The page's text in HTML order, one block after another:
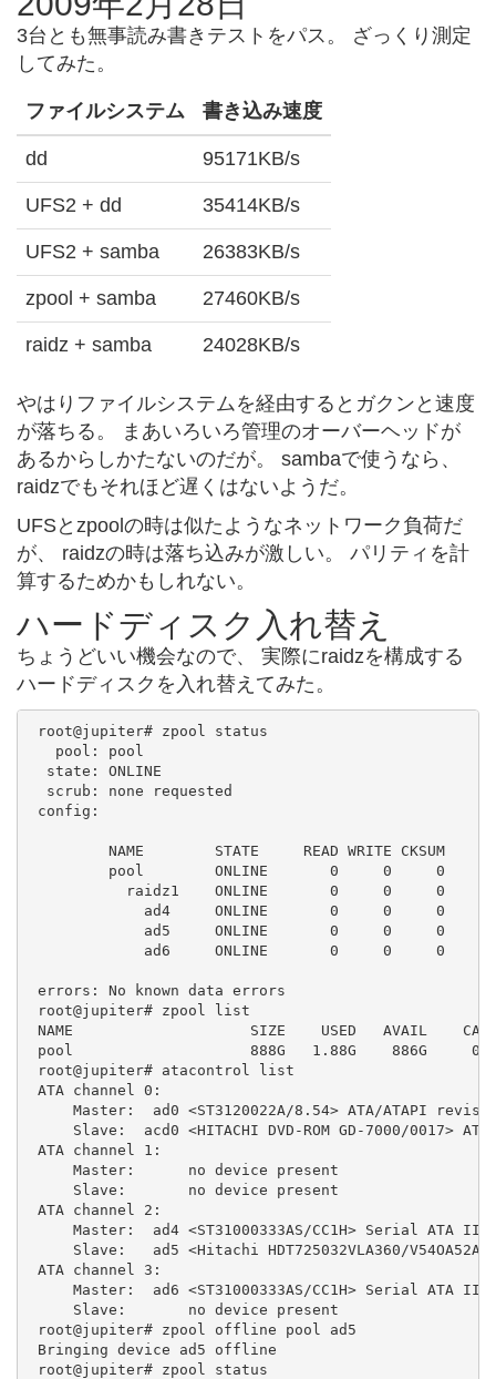
3台とも無事読み書きテストをパス。 ざっくり測定
してみた。
ファイルシステム 書き込み速度
dd 95171KB/s
UFS2 + dd 35414KB/s
UFS2 + samba 26383KB/s
zpool + samba 27460KB/s
raidz + samba 24028KB/s
やはりファイルシステムを経由するとガクンと速度
が落ちる。 まあいろいろ管理のオーバーヘッドが
あるからしかたないのだが。 sambaで使うなら、
raidzでもそれほど遅くはないようだ。
UFSとzpoolの時は似たようなネットワーク負荷だ
が、 raidzの時は落ち込みが激しい。 パリティを計
算するためかもしれない。
ハードディスク入れ替え
ちょうどいい機会なので、 実際にraidzを構成する
ハードディスクを入れ替えてみた。
root@jupiter# zpool status
   pool: pool
  state: ONLINE
  scrub: none requested
config:
         NAME        STATE     READ WRITE CKSUM
         pool        ONLINE       0     0     0
           raidz1    ONLINE       0     0     0
             ad4     ONLINE       0     0     0
             ad5     ONLINE       0     0     0
             ad6     ONLINE       0     0     0
errors: No known data errors
root@jupiter# zpool list
NAME                    SIZE    USED   AVAIL    CAP
pool                    888G   1.88G    886G     0%
root@jupiter# atacontrol list
ATA channel 0:
Master:  ad0 <ST3120022A/8.54> ATA/ATAPI
Slave:  acd0 <HITACHI DVD-ROM GD-7000/0017>
ATA channel 1:
     Master:      no device present
     Slave:       no device present
ATA channel 2:
     Master:  ad4 <ST31000333AS/CC1H> Serial ATA II
Slave:   ad5 <Hitachi HDT725032VLA360/V54OA52A>
ATA channel 3:
     Master:  ad6 <ST31000333AS/CC1H> Serial ATA II
     Slave:       no device present
root@jupiter# zpool offline pool ad5
Bringing device ad5 offline
root@jupiter# zpool status